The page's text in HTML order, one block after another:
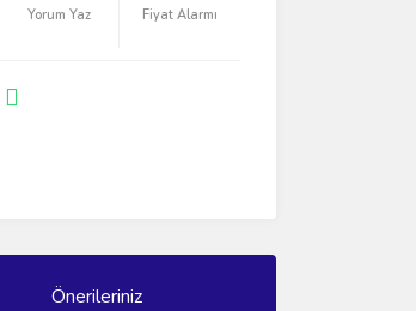
Yorum Yaz Fiyat Alarmı
Önerileriniz